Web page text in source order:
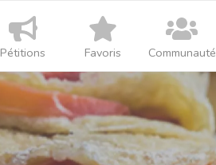
Pétitions Favoris Communauté